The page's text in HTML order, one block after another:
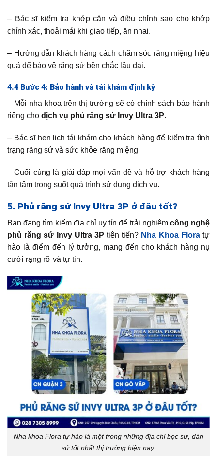
– Bác sĩ kiểm tra khớp cắn và điều chỉnh sao cho khớp
chính xác, thoải mái khi giao tiếp, ăn nhai.
– Hướng dẫn khách hàng cách chăm sóc răng miệng hiệu
quả để bảo vệ răng sứ bền chắc lâu dài.
4.4 Bước 4: Bảo hành và tái khám định kỳ
– Mỗi nha khoa trên thị trường sẽ có chính sách bảo hành
riêng cho dịch vụ phủ răng sứ Invy Ultra 3P.
– Bác sĩ hẹn lịch tái khám cho khách hàng để kiểm tra tình
trạng răng sứ và sức khỏe răng miệng.
– Cuối cùng là giải đáp mọi vấn đề và hỗ trợ khách hàng
tận tâm trong suốt quá trình sử dụng dịch vụ.
5. Phủ răng sứ Invy Ultra 3P ở đâu tốt?
Bạn đang tìm kiếm địa chỉ uy tín để trải nghiệm công nghệ
phủ răng sứ Invy Ultra 3P tiên tiến? Nha Khoa Floratự
hào là điểm đến lý tưởng, mang đến cho khách hàng nụ
cười rạng rỡ và tự tin.
Nha khoa Flora tự hào là một trong những địa chỉ bọc sứ, dán
sứ tốt nhất thị trường hiện nay.